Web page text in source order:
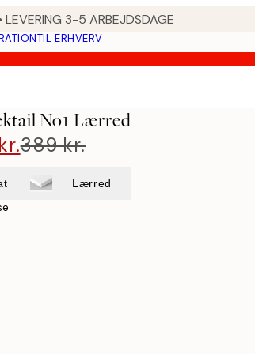
LEVERING 3-5 ARBEJDSDAGE
TIL ERHVERV
No1 Lærred
389 kr.
Lærred